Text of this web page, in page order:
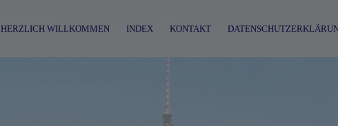
HERZLICH WILLKOMMEN INDEX KONTAKT